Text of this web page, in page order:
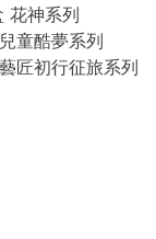
花神系列
童酷夢系列
匠初行征旅系列